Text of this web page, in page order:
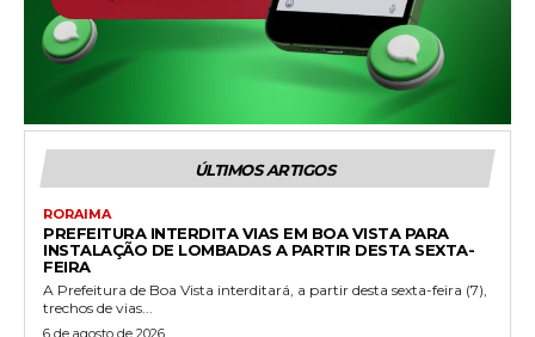
ÚLTIMOS ARTIGOS
RORAIMA
PREFEITURA INTERDITA VIAS EM BOA VISTA PARA
INSTALAÇÃO DE LOMBADAS A PARTIR DESTA SEXTA-
FEIRA
A Prefeitura de Boa Vista interditará, a partir desta sexta-feira (7),
trechos de vias...
6 de agosto de 2026